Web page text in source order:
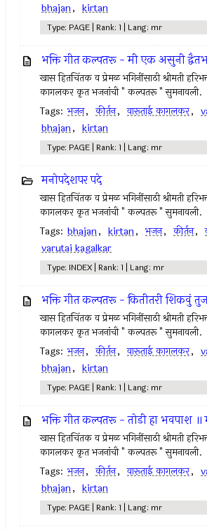
bhajan, kirtan
Type: PAGE | Rank: 1 | Lang: mr
भक्ति गीत कल्पतरू - मी एक असुनी
खास हितचिंतक व प्रेमळ भगिनींसाठी श्रीमती
कागलकर कृत भजनांची " कल्पतरू " सुमनावली.
Tags: भजन, कीर्तन, वारूताई कागलकर,
bhajan, kirtan
Type: PAGE | Rank: 1 | Lang: mr
मनोपदेशपर पदे
खास हितचिंतक व प्रेमळ भगिनींसाठी श्रीमती
कागलकर कृत भजनांची " कल्पतरू " सुमनावली.
Tags: bhajan, kirtan, भजन, कीर्तन,
varutai kagalkar
Type: INDEX | Rank: 1 | Lang: mr
भक्ति गीत कल्पतरू - कितीतरी शिकवुं
खास हितचिंतक व प्रेमळ भगिनींसाठी श्रीमती
कागलकर कृत भजनांची " कल्पतरू " सुमनावली.
Tags: भजन, कीर्तन, वारूताई कागलकर,
bhajan, kirtan
Type: PAGE | Rank: 1 | Lang: mr
भक्ति गीत कल्पतरू - तोडी हा भवपाश
खास हितचिंतक व प्रेमळ भगिनींसाठी श्रीमती
कागलकर कृत भजनांची " कल्पतरू " सुमनावली.
Tags: भजन, कीर्तन, वारूताई कागलकर,
bhajan, kirtan
Type: PAGE | Rank: 1 | Lang: mr